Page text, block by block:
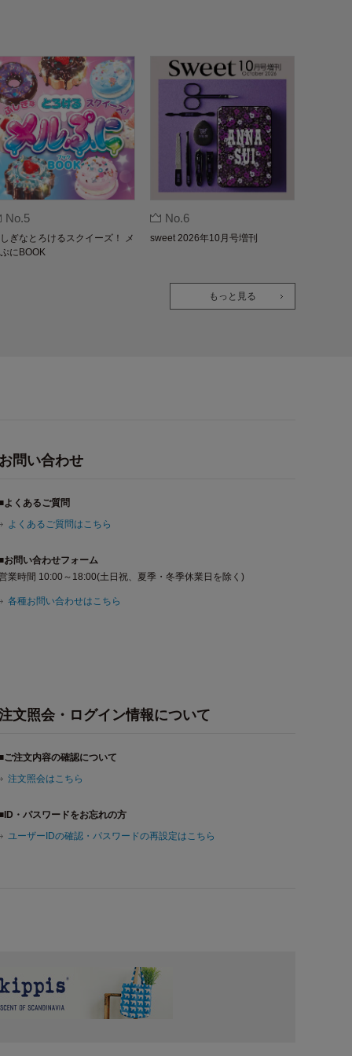
No.5
ぎなとろけるスクイーズ！ メ
にBOOK
No.6
sweet 2026年10月号増刊
もっと見る
お問い合わせ
よくあるご質問
よくあるご質問はこちら
お問い合わせフォーム
業時間 10:00～18:00(土日祝、夏季・冬季休業日を除く)
各種お問い合わせはこちら
文照会・ログイン情報について
ご注文内容の確認について
注文照会はこちら
・パスワードをお忘れの方
ユーザーIDの確認・パスワードの再設定はこちら